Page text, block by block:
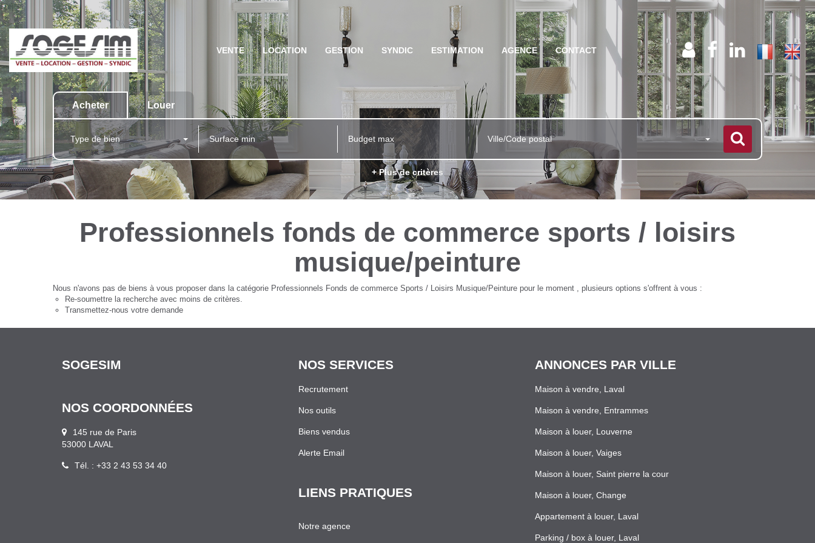
VENTE LOCATION GESTION SYNDIC ESTIMATION AGENCE CONTACT
Acheter Louer
Type de bien Ville/Code postal
+ Plus de critères
Professionnels fonds de commerce sports / loisirs
musique/peinture
Nous n'avons pas de biens à vous proposer dans la catégorie Professionnels Fonds de commerce Sports / Loisirs Musique/Peinture pour le moment , plusieurs options s'offrent à vous :
Re-soumettre la recherche avec moins de critères.
Transmettez-nous votre demande
SOGESIM
NOS COORDONNÉES
145 rue de Paris
53000 LAVAL
Tél. : +33 2 43 53 34 40
NOS SERVICES
Recrutement
Nos outils
Biens vendus
Alerte Email
LIENS PRATIQUES
Notre agence
ANNONCES PAR VILLE
Maison à vendre, Laval
Maison à vendre, Entrammes
Maison à louer, Louverne
Maison à louer, Vaiges
Maison à louer, Saint pierre la cour
Maison à louer, Change
Appartement à louer, Laval
Parking / box à louer, Laval